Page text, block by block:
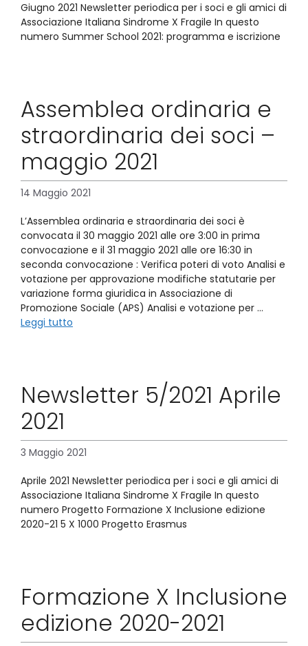
Giugno 2021 Newsletter periodica per i soci e gli amici di
Associazione Italiana Sindrome X Fragile In questo
numero Summer School 2021: programma e iscrizione
Assemblea ordinaria e
straordinaria dei soci –
maggio 2021
14 Maggio 2021
L’Assemblea ordinaria e straordinaria dei soci è
convocata il 30 maggio 2021 alle ore 3:00 in prima
convocazione e il 31 maggio 2021 alle ore 16:30 in
seconda convocazione : Verifica poteri di voto Analisi e
votazione per approvazione modifiche statutarie per
variazione forma giuridica in Associazione di
Promozione Sociale (APS) Analisi e votazione per …
Leggi tutto
Newsletter 5/2021 Aprile
2021
3 Maggio 2021
Aprile 2021 Newsletter periodica per i soci e gli amici di
Associazione Italiana Sindrome X Fragile In questo
numero Progetto Formazione X Inclusione edizione
2020-21 5 X 1000 Progetto Erasmus
Formazione X Inclusione
edizione 2020-2021